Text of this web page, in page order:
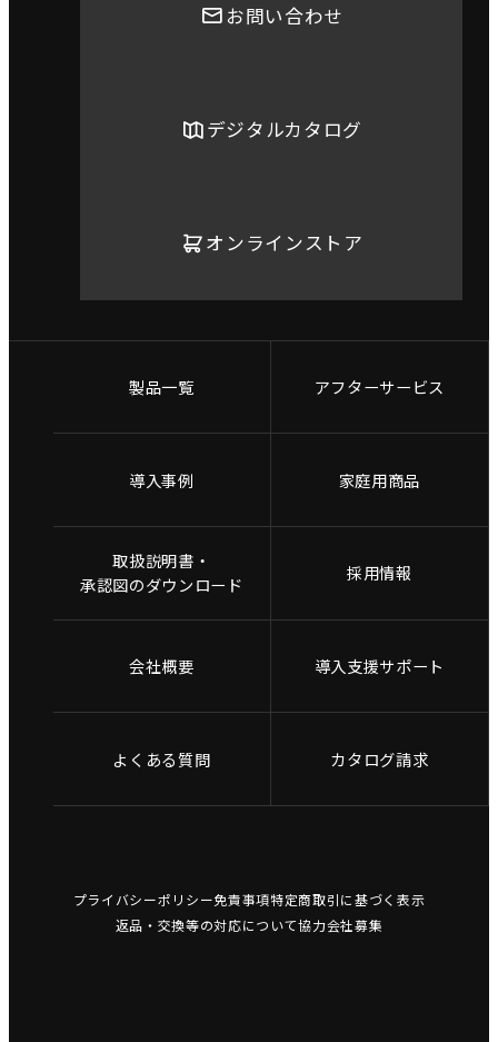
お問い合わせ
デジタルカタログ
オンラインストア
製品一覧 アフターサービス
導入事例 家庭用商品
取扱説明書・
承認図のダウンロード
採用情報
会社概要 導入支援サポート
よくある質問 カタログ請求
プライバシーポリシー免責事項特定商取引に基づく表示
返品・交換等の対応について協力会社募集